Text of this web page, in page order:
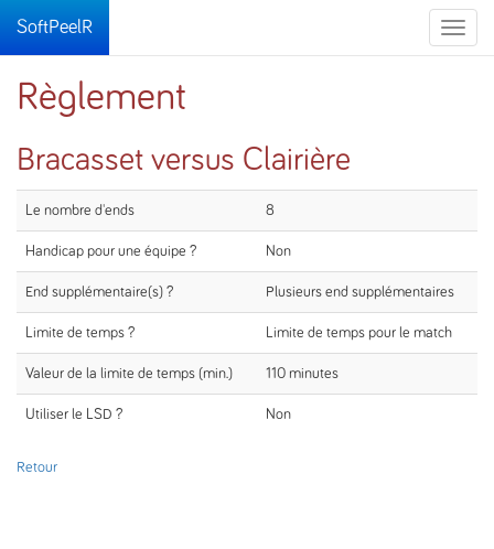
Toggle
SoftPeelR
Règlement
Bracasset versus Clairière
Le nombre d'ends 8
Handicap pour une équipe ? Non
End supplémentaire(s) ? Plusieurs end supplémentaires
Limite de temps ? Limite de temps pour le match
Valeur de la limite de temps (min.) 110 minutes
Utiliser le LSD ? Non
Retour